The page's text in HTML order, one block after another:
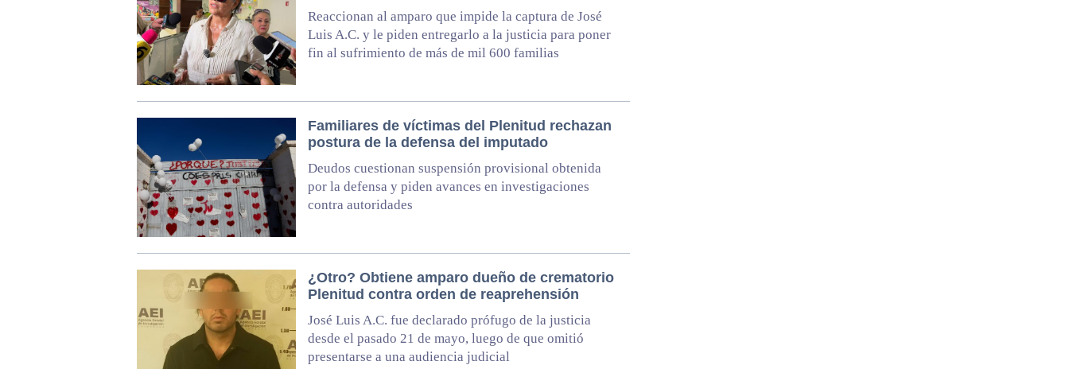
Reaccionan al amparo que impide la captura de José
Luis A.C. y le piden entregarlo a la justicia para poner
fin al sufrimiento de más de mil 600 familias
Familiares de víctimas del Plenitud rechazan
postura de la defensa del imputado
Deudos cuestionan suspensión provisional obtenida
por la defensa y piden avances en investigaciones
contra autoridades
¿Otro? Obtiene amparo dueño de crematorio
Plenitud contra orden de reaprehensión
José Luis A.C. fue declarado prófugo de la justicia
desde el pasado 21 de mayo, luego de que omitió
presentarse a una audiencia judicial